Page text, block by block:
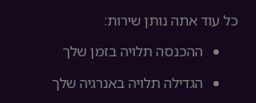
כל עוד אתה נותן שירות:
ההכנסה תלויה בזמן שלך
הגדילה תלויה באנרגיה שלך